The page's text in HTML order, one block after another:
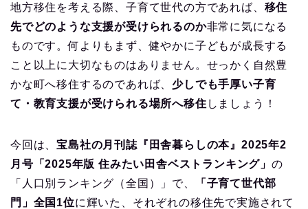
地方移住を考える際、子育て世代の方であれば、 移住
先でどのような支援が受けられるのか非常に気になる
ものです。何よりもまず、健やかに子どもが成長する
こと以上に大切なものはありません。せっかく自然豊
かな町へ移住するのであれば、 少しでも手厚い子育
て・教育支援が受けられる場所へ移住 しましょう！
今回は、宝島社の月刊誌『田舎暮らしの本』2025年2
月号「2025年版 住みたい田舎ベストランキング」 の
「人口別ランキング（全国）」で、
「子育て世代部
門」全国1位に輝いた、それぞれの移住先で実施されて